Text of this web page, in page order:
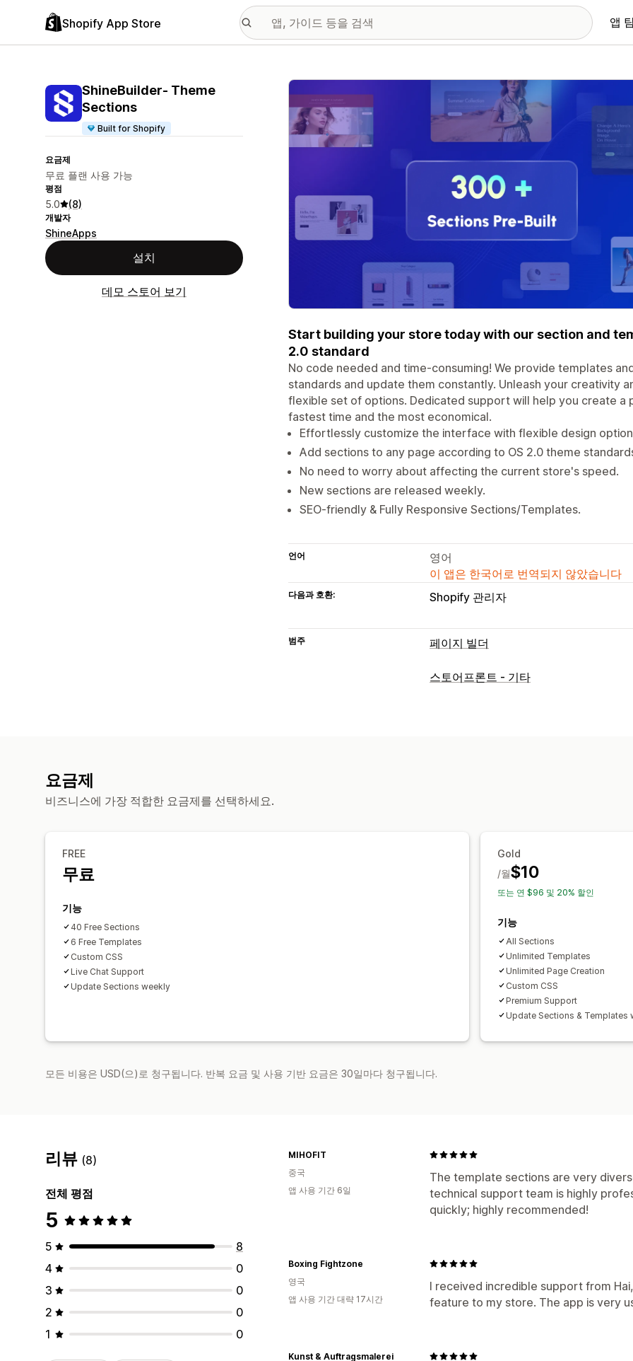
Shopify App Store 앱
ShineBuilder‑ Theme
Sections
Built for Shopify
요금제
무료 플랜 사용 가능
평점
5.0 (8)
개발자
ShineApps
설치
데모 스토어 보기
추천 이미지 갤러리
Start building your store today with our section and
2.0 standard
No code needed and time-consuming! We provide templates
standards and update them constantly. Unleash your creativity
flexible set of options. Dedicated support will help you create a
fastest time and the most economical.
Effortlessly customize the interface with flexible design
Add sections to any page according to OS 2.0 theme
No need to worry about affecting the current store's speed.
New sections are released weekly.
SEO-friendly & Fully Responsive Sections/Templates.
언어
영어
이 앱은 한국어로 번역되지 않았습니다
다음과 호환: Shopify 관리자
범주 페이지 빌더
페이지 유형
스토어프론트 - 기타
요금제
비즈니스에 가장 적합한 요금제를 선택하세요.
FREE
무료
기능
40 Free Sections
6 Free Templates
Custom CSS
Live Chat Support
Update Sections weekly
Gold
$10
/월
또는 연 $96 및 20% 할인
기능
All Sections
Unlimited Templates
Unlimited Page Creation
Custom CSS
Premium Support
Update Sections & Templates
모든 비용은 USD(으)로 청구됩니다. 반복 요금 및 사용 기반 요금은 30일마다 청구됩니다.
리뷰 (8)
전체 평점
5
5
8
4
0
3
0
2
0
1
0
The template sections are very
technical support team is highly
quickly; highly recommended!
MIHOFIT
중국
앱 사용 기간 6일
I received incredible support from
feature to my store. The app is very
Boxing Fightzone
영국
앱 사용 기간 대략 17시간
Kunst & Auftragsmalerei